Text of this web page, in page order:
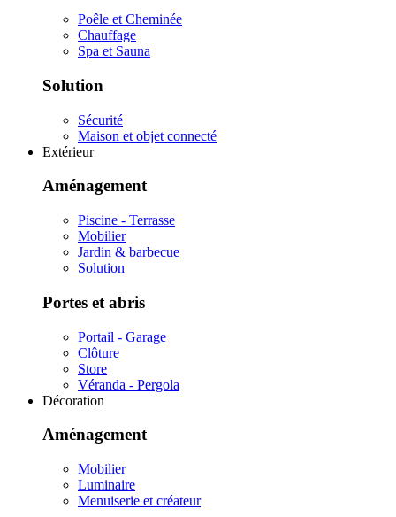
Poêle et Cheminée
Chauffage
Spa et Sauna
Solution
Sécurité
Maison et objet connecté
Extérieur
Aménagement
Piscine - Terrasse
Mobilier
Jardin & barbecue
Solution
Portes et abris
Portail - Garage
Clôture
Store
Véranda - Pergola
Décoration
Aménagement
Mobilier
Luminaire
Menuiserie et créateur